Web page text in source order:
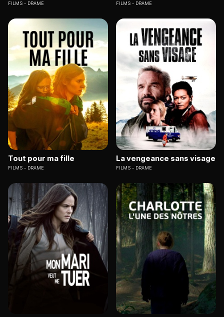
FILMS DRAME FILMS DRAME
Tout pour ma fille
FILMS DRAME
La vengeance sans visage
FILMS DRAME